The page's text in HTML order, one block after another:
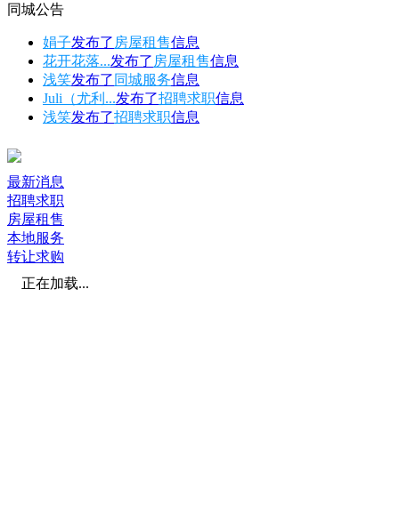
同城公告
娟子发布了 房屋租售信息
花开花落...发布了 房屋租售信息
浅笑发布了 同城服务信息
Juli（尤利...发布了招聘求职信息
浅笑发布了招聘求职信息
最新消息
招聘求职
房屋租售
本地服务
转让求购
正在加载...